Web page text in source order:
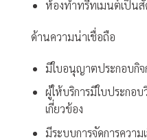
ห้องทำทรีทเมนต์เป็น
ด้านความน่าเชื่อถือ
มีใบอนุญาตประกอบกิ
ผู้ให้บริการมีใบประกอ
เกี่ยวข้อง
มีระบบการจัดการควา